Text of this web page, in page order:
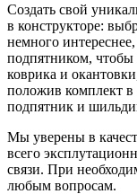
Создать свой
в конструкторе:
немного
подпятником,
коврика и
положив комплект в
подпятник и
Мы уверены в
всего
связи. При
любым вопросам.